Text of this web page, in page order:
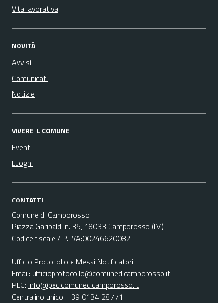
Vita lavorativa
NOVITÀ
Avvisi
Comunicati
Notizie
VIVERE IL COMUNE
Eventi
Luoghi
CONTATTI
Comune di Camporosso
Piazza Garibaldi n. 35, 18033 Camporosso (IM)
Codice fiscale / P. IVA:00246620082
Ufficio Protocollo e Messi Notificatori
Email: ufficioprotocollo@comunedicamporosso.it
PEC: info@pec.comunedicamporosso.it
Centralino unico: +39 0184 28771